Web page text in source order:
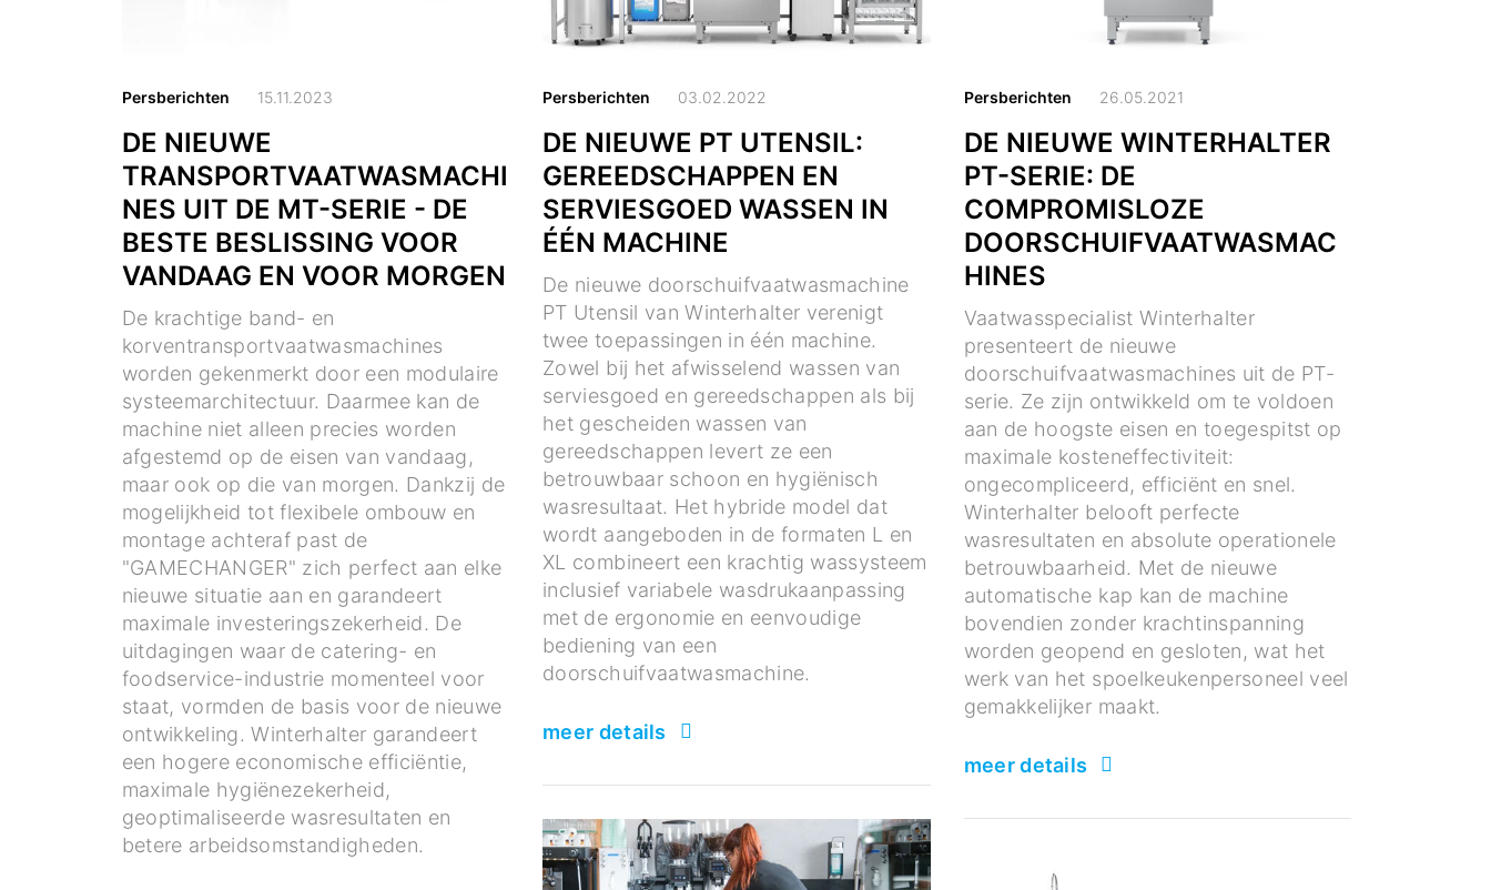
Persberichten 15.11.2023
DE NIEUWE
TRANSPORTVAATWASMACHI
NES UIT DE MT-SERIE - DE
BESTE BESLISSING VOOR
VANDAAG EN VOOR MORGEN
De krachtige band- en
korventransportvaatwasmachines
worden gekenmerkt door een modulaire
systeemarchitectuur. Daarmee kan de
machine niet alleen precies worden
afgestemd op de eisen van vandaag,
maar ook op die van morgen. Dankzij de
mogelijkheid tot flexibele ombouw en
montage achteraf past de
"GAMECHANGER" zich perfect aan elke
nieuwe situatie aan en garandeert
maximale investeringszekerheid. De
uitdagingen waar de catering- en
foodservice-industrie momenteel voor
staat, vormden de basis voor de nieuwe
ontwikkeling. Winterhalter garandeert
een hogere economische efficiëntie,
maximale hygiënezekerheid,
geoptimaliseerde wasresultaten en
betere arbeidsomstandigheden.
Persberichten 03.02.2022
DE NIEUWE PT UTENSIL:
GEREEDSCHAPPEN EN
SERVIESGOED WASSEN IN
ÉÉN MACHINE
De nieuwe doorschuifvaatwasmachine
PT Utensil van Winterhalter verenigt
twee toepassingen in één machine.
Zowel bij het afwisselend wassen van
serviesgoed en gereedschappen als bij
het gescheiden wassen van
gereedschappen levert ze een
betrouwbaar schoon en hygiënisch
wasresultaat. Het hybride model dat
wordt aangeboden in de formaten L en
XL combineert een krachtig wassysteem
inclusief variabele wasdrukaanpassing
met de ergonomie en eenvoudige
bediening van een
doorschuifvaatwasmachine.
meer details
Persberichten 26.05.2021
DE NIEUWE WINTERHALTER
PT-SERIE: DE
COMPROMISLOZE
DOORSCHUIFVAATWASMAC
HINES
Vaatwasspecialist Winterhalter
presenteert de nieuwe
doorschuifvaatwasmachines uit de PT-
serie. Ze zijn ontwikkeld om te voldoen
aan de hoogste eisen en toegespitst op
maximale kosteneffectiviteit:
ongecompliceerd, efficiënt en snel.
Winterhalter belooft perfecte
wasresultaten en absolute operationele
betrouwbaarheid. Met de nieuwe
automatische kap kan de machine
bovendien zonder krachtinspanning
worden geopend en gesloten, wat het
werk van het spoelkeukenpersoneel veel
gemakkelijker maakt.
meer details